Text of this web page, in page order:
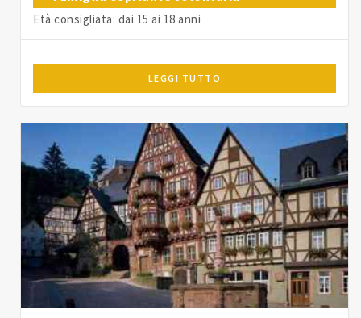
Età consigliata: dai 15 ai 18 anni
LEGGI TUTTO